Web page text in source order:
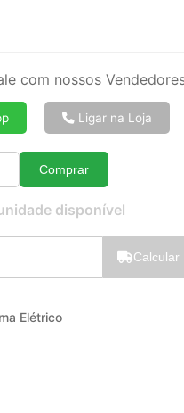
8x de R$ 6,85
10x de R$ 5,55
12x de R$ 4,69
com nossos
Ligar na Loja
Quantidade
Comprar
disponível
Calcular
Elétrico